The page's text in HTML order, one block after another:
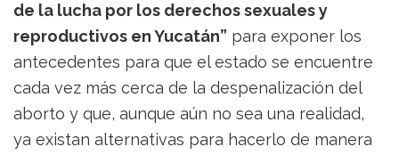
de la lucha por los derechos sexuales y
reproductivos en Yucatán” para exponer los
antecedentes para que el estado se encuentre
cada vez más cerca de la despenalización del
aborto y que, aunque aún no sea una realidad,
ya existan alternativas para hacerlo de manera